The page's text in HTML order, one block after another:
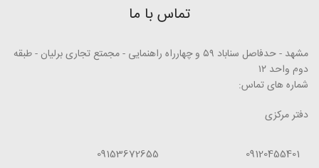
تماس با ما
مشهد - حدفاصل سناباد ۵۹ و چهارراه راهنمایی - مجمتع تجاری برلیان - طبقه
دوم واحد ۱۲
شماره های تماس:
دفتر مرکزی
09120455401
09153672655